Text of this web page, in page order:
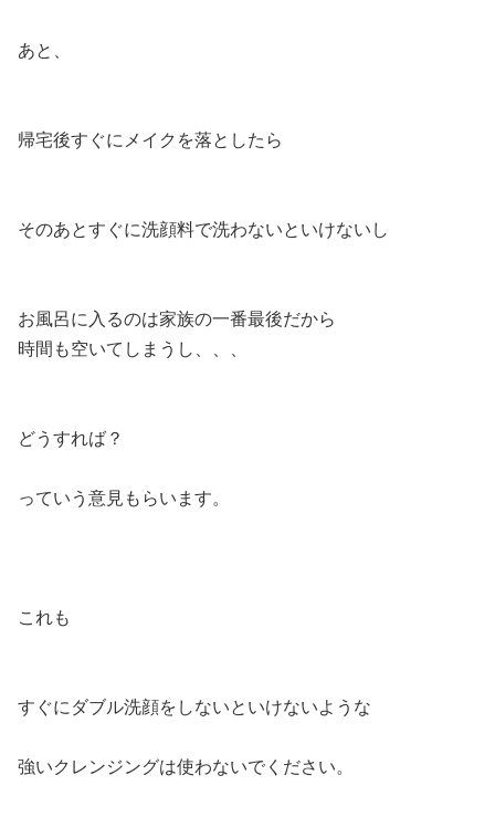
あと、
帰宅後すぐにメイクを落としたら
そのあとすぐに洗顔料で洗わないといけないし
お風呂に入るのは家族の一番最後だから
時間も空いてしまうし、、、
どうすれば？
っていう意見もらいます。
これも
すぐにダブル洗顔をしないといけないような
強いクレンジングは使わないでください。